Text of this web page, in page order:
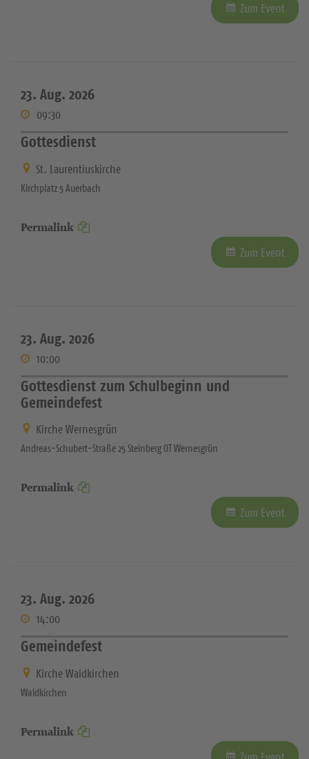
Zum Event
23. Aug. 2026
09:30
Gottesdienst
St. Laurentiuskirche
Kirchplatz 5 Auerbach
Permalink
Zum Event
23. Aug. 2026
10:00
Gottesdienst zum Schulbeginn und
Gemeindefest
Kirche Wernesgrün
Andreas-Schubert-Straße 25 Steinberg OT Wernesgrün
Permalink
Zum Event
23. Aug. 2026
14:00
Gemeindefest
Kirche Waldkirchen
Waldkirchen
Permalink